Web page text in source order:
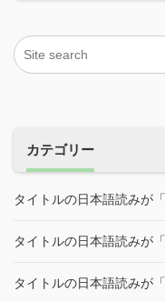
カテゴリー
タイトルの日本語読みが
タイトルの日本語読みが
タイトルの日本語読みが